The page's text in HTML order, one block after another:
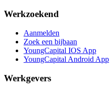
Werkzoekend
Aanmelden
Zoek een bijbaan
YoungCapital IOS App
YoungCapital Android App
Werkgevers